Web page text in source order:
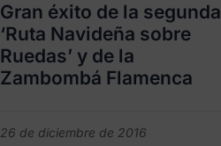
Gran éxito de la segunda
‘Ruta Navideña sobre
Ruedas’ y de la
Zambombá Flamenca
26 de diciembre de 2016